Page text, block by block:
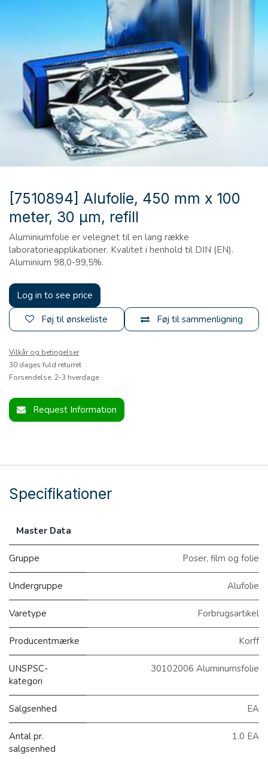
[7510894] Alufolie, 450 mm x 100
meter, 30 µm, refill
Aluminiumfolie er velegnet til en lang række
laboratorieapplikationer. Kvalitet i henhold til DIN (EN).
Aluminium 98,0-99,5%.
Log in to see price
Føj til sammenligning
Føj til ønskeliste
Vilkår og betingelser
30 dages fuld returret
Forsendelse: 2-3 hverdage
Request Information
Specifikationer
Master Data
Gruppe Poser, film og folie
Undergruppe Alufolie
Varetype Forbrugsartikel
Producentmærke Korff
UNSPSC-
kategori
30102006 Aluminumsfolie
Salgsenhed EA
Antal pr.
salgsenhed
1.0 EA